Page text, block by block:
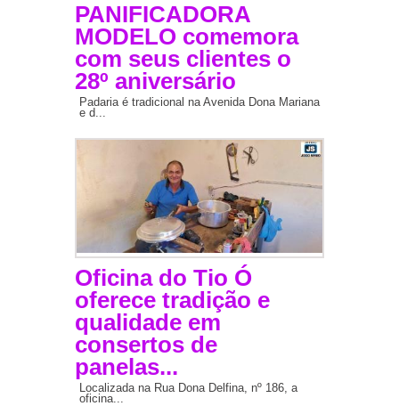
PANIFICADORA
MODELO comemora
com seus clientes o
28º aniversário
Padaria é tradicional na Avenida Dona Mariana
e d...
Oficina do Tio Ó
oferece tradição e
qualidade em
consertos de
panelas...
Localizada na Rua Dona Delfina, nº 186, a
oficina...